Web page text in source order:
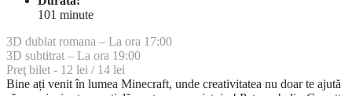
101 minute
3D dublat romana – La ora 17:00
3D subtitrat – La ora 19:00
Preţ bilet - 12 lei / 14 lei
Bine ați venit în lumea Minecraft, unde creativitatea nu doar te ajută